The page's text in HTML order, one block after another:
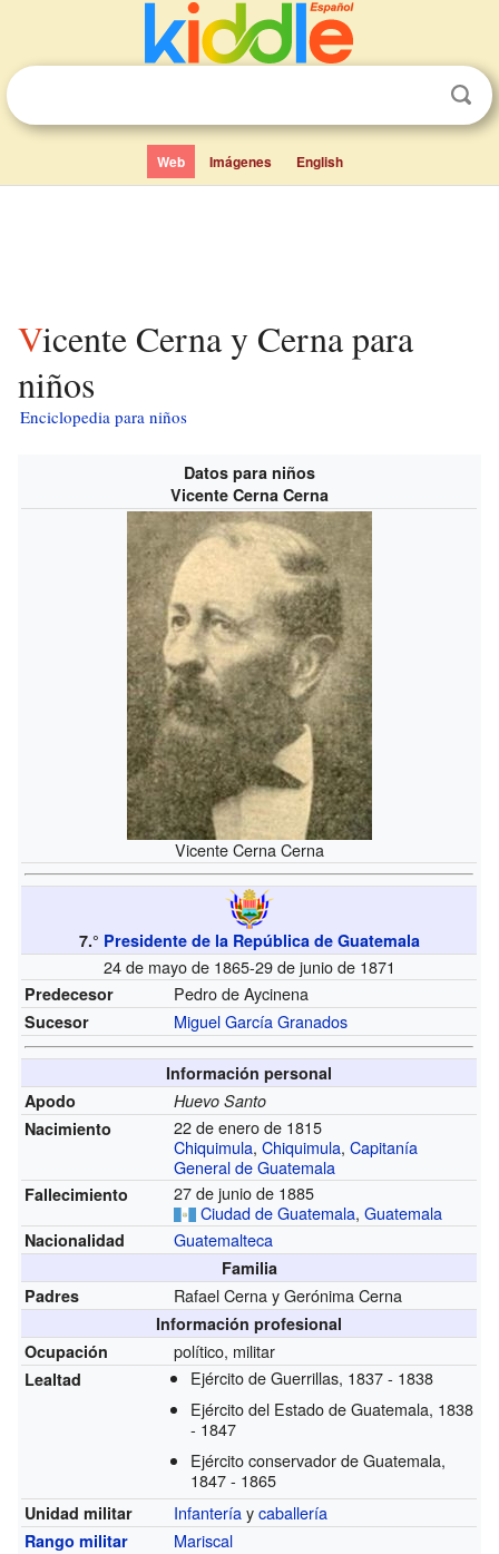
Web Imágenes English
Vicente Cerna y Cerna para
niños
Enciclopedia para niños
Datos para niños
Vicente Cerna Cerna
Vicente Cerna Cerna
7.° Presidente de la República de Guatemala
24 de mayo de 1865-29 de junio de 1871
Predecesor Pedro de Aycinena
Sucesor Miguel García Granados
Información personal
Apodo
Huevo Santo
Nacimiento
22 de enero de 1815
Chiquimula,Chiquimula,Capitanía
General de Guatemala
Fallecimiento
27 de junio de 1885
Ciudad de Guatemala,Guatemala
Nacionalidad Guatemalteca
Familia
Padres
Rafael Cerna y Gerónima Cerna
Información profesional
Ocupación
político, militar
Lealtad
Ejército de Guerrillas, 1837 - 1838
Ejército del Estado de Guatemala, 1838
- 1847
Ejército conservador de Guatemala,
1847 - 1865
Unidad militar Infanteríaycaballería
Rango militar Mariscal